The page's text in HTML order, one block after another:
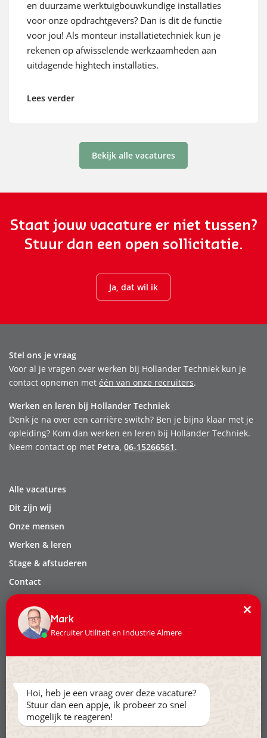
en duurzame werktuigbouwkundige installaties
voor onze opdrachtgevers? Dan is dit de functie
voor jou! Als monteur installatietechniek kun je
rekenen op afwisselende werkzaamheden aan
uitdagende hightech installaties.
Lees verder
Bekijk alle vacatures
Staat jouw vacature er niet tussen?
Stuur dan een open sollicitatie.
Ja, dat wil ik
×
Mark
Recruiter Utiliteit en Industrie Almere
Hoi, heb je een vraag over deze vacature?
Stuur dan een appje, ik probeer zo snel
mogelijk te reageren!
Stel ons je vraag
Voor al je vragen over werken bij Hollander Techniek kun je
contact opnemen met één van onze recruiters.
Werken en leren bij Hollander Techniek
Denk je na over een carrière switch? Ben je bijna klaar met je
opleiding? Kom dan werken en leren bij Hollander Techniek.
Neem contact op met Petra, 06-15266561.
Alle vacatures
Dit zijn wij
Onze mensen
Werken & leren
Stage & afstuderen
Contact
Privacy
Leveringsvoorwaarden
Ga naar www.hollandertechniek.nl